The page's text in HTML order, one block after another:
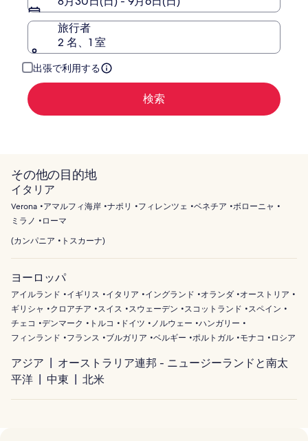
細
を
旅行者
2 名、1 室
出張で利用する
検索
その他の目的地
イタリア
Verona アマルフィ海岸 ナポリ フィレンツェ ベネチア
ボローニャ
ミラノ
ローマ
(カンパニア トスカーナ)
ヨーロッパ
アイルランド イギリス イタリア イングランド オランダ
オーストリア
ギリシャ
クロアチア スイス スウェーデン スコットランド
スペイン
チェコ
デンマーク トルコ ドイツ ノルウェー
ハンガリー
フィンランド
フランス ブルガリア ベルギー ポルトガル モナコ ロシア
アジア
オーストラリア連邦 - ニュージーランドと南太
平洋
中東 北米